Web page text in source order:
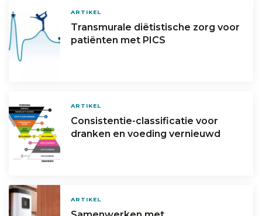
ARTIKEL
Transmurale diëtistische zorg voor
patiënten met PICS
ARTIKEL
Consistentie-classificatie voor
dranken en voeding vernieuwd
ARTIKEL